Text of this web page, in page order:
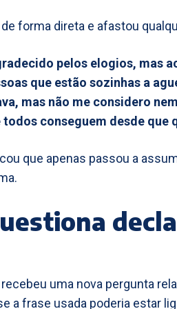
forma direta e afastou
pelos elogios, mas
que estão sozinhas a
mas não me considero
conseguem desde que
que apenas passou a
uma nova pergunta
a frase usada poderia estar